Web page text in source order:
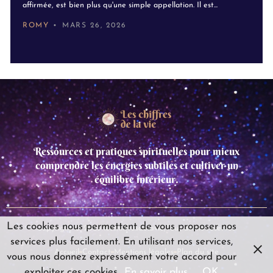
affirmée, est bien plus qu'une simple appellation. Il est...
ROMY MARS 26, 2026
Ressources et pratiques spirituelles pour mieux
comprendre les énergies subtiles et cultiver un
équilibre intérieur.
Copyright © 2025 leschiffresdelavie,Tous droits réservés.
Accueil Mentions légales Plan du site
Les cookies nous permettent de vous proposer nos
services plus facilement. En utilisant nos services,
vous nous donnez expressément votre accord pour